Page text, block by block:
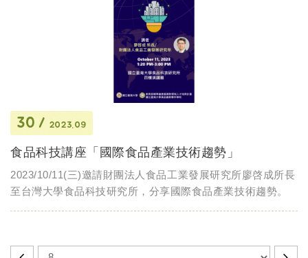
30 2023.09
食品科技講座「國際食品產業技術趨勢」
2023/10/11(三)邀請財團法人食品工業發展研究所廖啓成所長
至台灣大學食品科技研究所，分享國際食品產業技術趨勢。